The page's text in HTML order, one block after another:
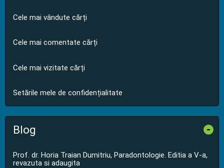
Cele mai vândute cărți
Cele mai comentate cărți
Cele mai vizitate cărți
Setările mele de confidențialitate
Blog -
Prof. dr. Horia Traian Dumitriu, Paradontologie. Editia a V-a,
revazuta si adaugita